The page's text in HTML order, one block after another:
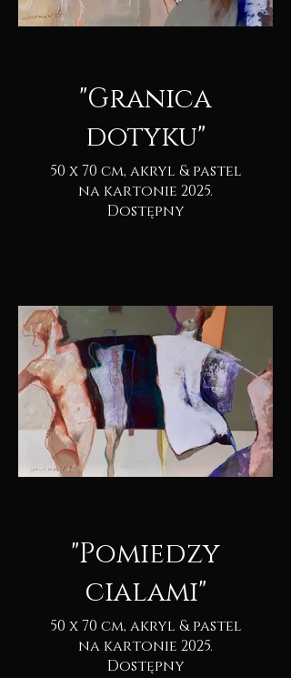
"Granica
dotyku"
50 x 70 cm, akryl & pastel
na kartonie 2025.
Dostępny
"Pomiedzy
cialami"
50 x 70 cm, akryl & pastel
na kartonie 2025.
Dostępny